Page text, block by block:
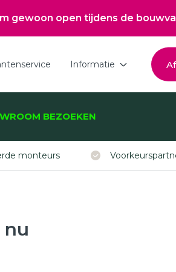
tijdens de bouwvak, do & vr
Informatie
Nieuwsoverzicht
BEZOEKEN
monteurs
nu
-deuren,